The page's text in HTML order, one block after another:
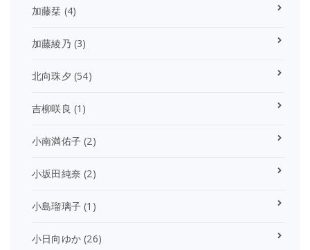
加藤栞 (4)
加藤綾乃 (3)
北向珠夕 (54)
吉柳咲良 (1)
小南満佑子 (2)
小坂田純奈 (2)
小島瑠璃子 (1)
小日向ゆか (26)